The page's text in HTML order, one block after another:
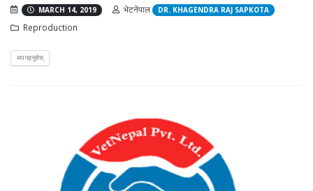
MARCH 14, 2019 भेटनेपाल DR. KHAGENDRA RAJ SAPKOTA
Reproduction
थप पढ्नुहोस्